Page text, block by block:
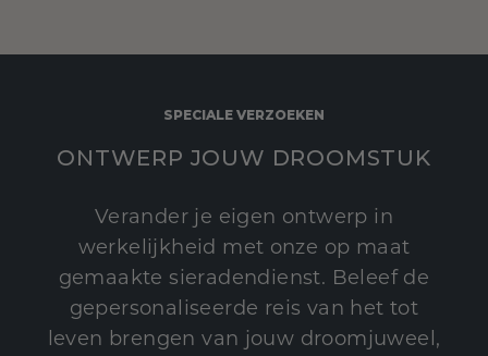
SPECIALE VERZOEKEN
ONTWERP JOUW DROOMSTUK
Verander je eigen ontwerp in
werkelijkheid met onze op maat
gemaakte sieradendienst. Beleef de
gepersonaliseerde reis van het tot
leven brengen van jouw droomjuweel,